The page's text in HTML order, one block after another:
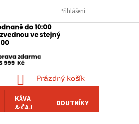
Přihlášení
NÁKUPNÍ
KOŠÍK
Prázdný košík
KÁVA
& ČAJ
DOUTNÍKY